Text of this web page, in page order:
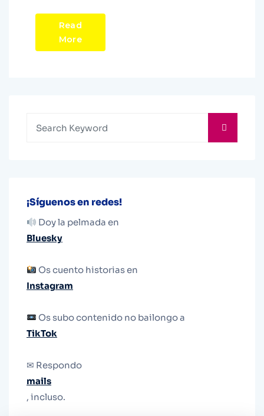
Read
More
¡Síguenos en redes!
Doy la pelmada en
Bluesky
Os cuento historias en
Instagram
Os subo contenido no bailongo a
TikTok
✉ Respondo
mails
, incluso.